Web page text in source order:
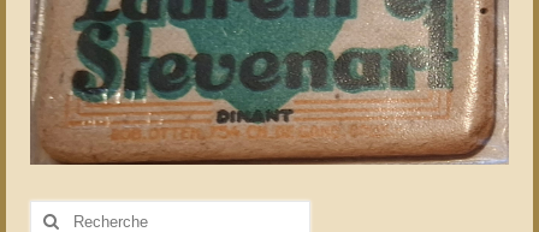
Rechercher